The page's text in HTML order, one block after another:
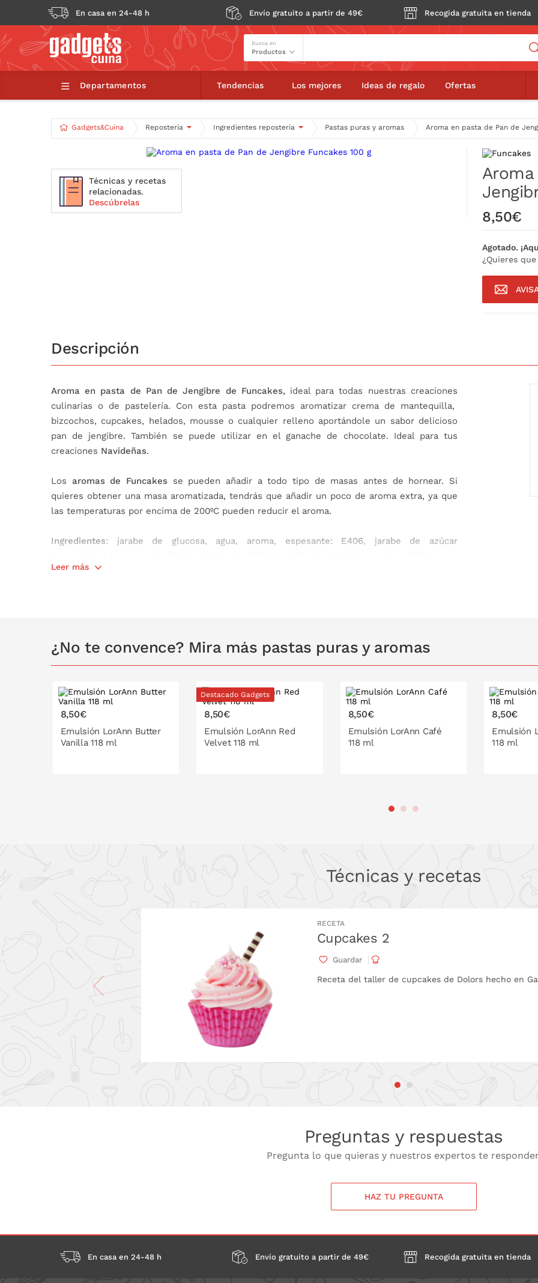
En casa en 24-48 h Envío gratuito a partir de 49€ Recogida gratuita en tienda
Busca en
Departamentos Tendencias Los mejores Ideas de regalo Ofertas
Gadgets&Cuina Repostería Ingredientes repostería Pastas puras y aromas Aroma en pasta de Pan de
Aroma en pasta de Pan de Jengibre Funcakes 100 g
Técnicas y recetas
relacionadas.
Descúbrelas
8,50€
Agotado.
¿Quieres
Descripción
Aroma en pasta de Pan de Jengibre de Funcakes,ideal para todas nuestras creaciones
culinarias o de pastelería. Con esta pasta podremos aromatizar crema de mantequilla,
bizcochos, cupcakes, helados, mousse o cualquier relleno aportándole un sabor delicioso
pan de jengibre. También se puede utilizar en el ganache de chocolate. Ideal para tus
creaciones Navideñas.
Los aromas de Funcakes se pueden añadir a todo tipo de masas antes de hornear. Si
quieres obtener una masa aromatizada, tendrás que añadir un poco de aroma extra, ya que
las temperaturas por encima de 200ºC pueden reducir el aroma.
Ingredientes: jarabe de glucosa, agua, aroma, espesante: E406, jarabe de azúcar
Contenido : 100 g
Leer más
¿No te convence? Mira más pastas puras y aromas
8,50€
Emulsión LorAnn Butter
Vanilla 118 ml
Destacado Gadgets
8,50€
Emulsión LorAnn Red
Velvet 118 ml
8,50€
Emulsión LorAnn Café
118 ml
8,50€
Emulsión
118 ml
Técnicas y recetas
RECETA
Cupcakes 2
Guardar
Receta del taller de cupcakes de Dolors hecho en
Preguntas y respuestas
Pregunta lo que quieras y nuestros expertos te
HAZ TU PREGUNTA
En casa en 24-48 h Envío gratuito a partir de 49€ Recogida gratuita en tienda